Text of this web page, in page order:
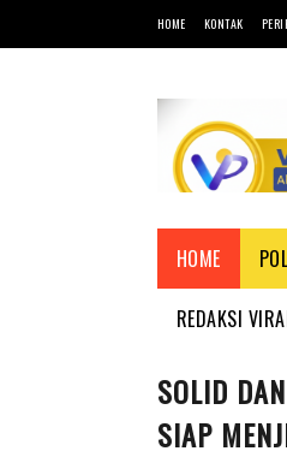
HOME KONTAK
HOME
REDAKSI
SOLID
SIAP